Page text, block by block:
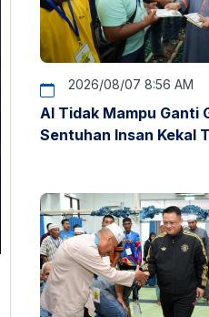
2026/08/07 8:56 AM
AI Tidak Mampu Ganti
Sentuhan Insan Kekal